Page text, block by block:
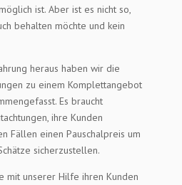
ist. Aber ist es nicht so,
behalten möchte und kein
heraus haben wir die
zu einem Komplettangebot
Es braucht
ihre Kunden
Fällen einen Pauschalpreis um
sicherzustellen.
mit unserer Hilfe ihren Kunden